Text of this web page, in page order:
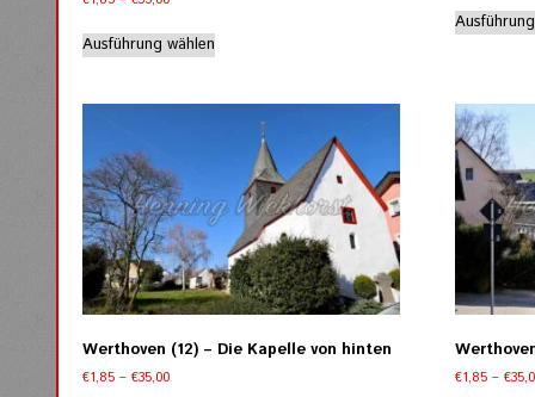
bis
€35,00
Ausführung wählen
Dieses
Produkt
mehrere
Varianten
Optionen
können
auf
der
Produktseite
gewählt
werden
Werthoven (12) – Die Kapelle von hinten
€1,85 – €35,00Preisspanne:
€1,85 – €